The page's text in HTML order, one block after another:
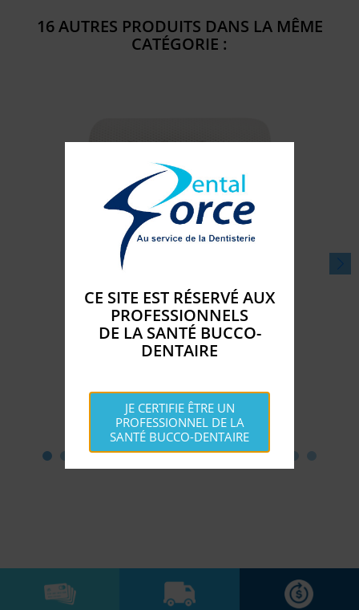
16 AUTRES PRODUITS DANS LA MÊME
CATÉGORIE :
MEMBRANE CYTOPLAST K2 TI150
Disponible
Prix
523,38 €
shopping_cart
CE SITE EST RÉSERVÉ AUX
PROFESSIONNELS
DE LA SANTÉ BUCCO-
DENTAIRE
JE CERTIFIE ÊTRE UN
PROFESSIONNEL DE LA
SANTÉ BUCCO-DENTAIRE